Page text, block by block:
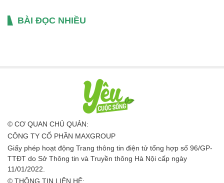
BÀI ĐỌC NHIỀU
© CƠ QUAN CHỦ QUẢN:
CÔNG TY CỔ PHẦN MAXGROUP
Giấy phép hoạt động Trang thông tin điện tử tổng hợp số 96/GP-
TTĐT do Sở Thông tin và Truyền thông Hà Nội cấp ngày
11/01/2022.
© THÔNG TIN LIÊN HỆ: